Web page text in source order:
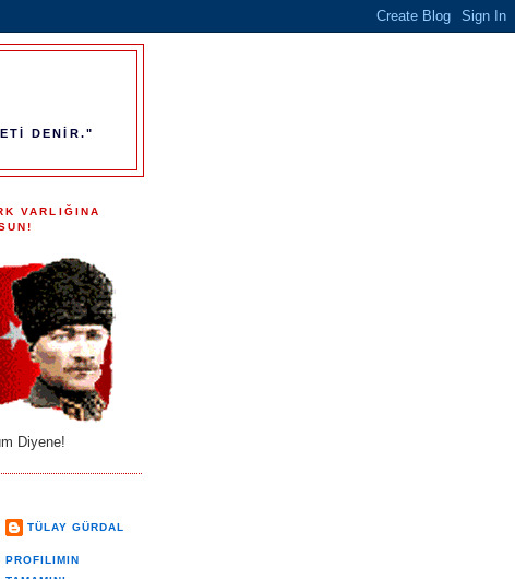
DENİR."
VARLIĞINA
Diyene!
TÜLAY GÜRDAL
PROFILIMIN